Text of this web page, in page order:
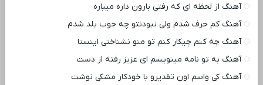
آهنگ از لحظه ای که رفتی بارون داره میباره
آهنگ کم حرف شدم ولی نبودنتو چه خوب بلد شدم
آهنگ چه کنم چیکار کنم تو منو نشناختی اینستا
آهنگ به تو نامه مینویسم ای عزیز رفته از دست
آهنگ کی واسم اون تقدیرو با خودکار مشکی نوشت